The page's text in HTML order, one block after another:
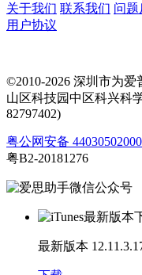
关于我们 联系我们 问题
用户协议
©2010-2026 深圳市为爱
山区科技园中区科兴科
82797402)
粤公网安备
粤B2-20181276
最新版本